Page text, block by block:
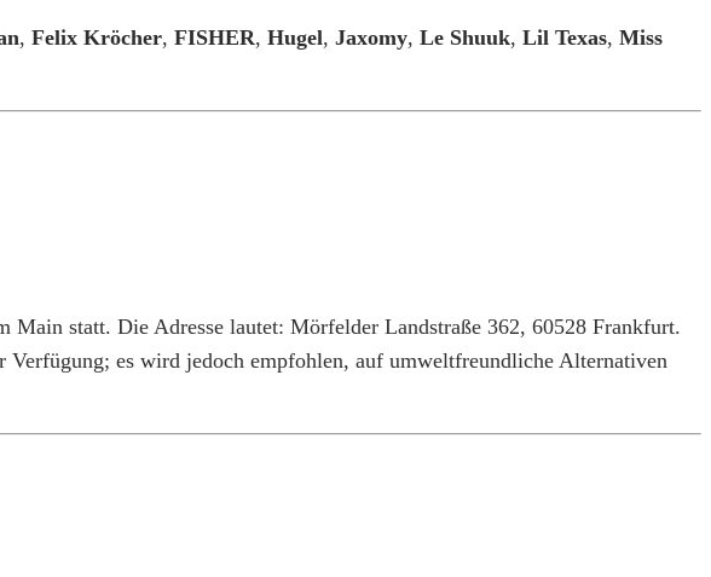
, Felix Kröcher, FISHER, Hugel, Jaxomy, Le Shuuk, Lil Texas, Miss
Main statt. Die Adresse lautet: Mörfelder Landstraße 362, 60528 Frankfurt.
Verfügung; es wird jedoch empfohlen, auf umweltfreundliche Alternativen